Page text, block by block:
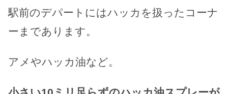
駅前のデパートにはハッカを扱ったコーナ
ーまであります。
アメやハッカ油など。